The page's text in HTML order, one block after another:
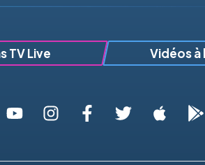
TV Live Vidéos à